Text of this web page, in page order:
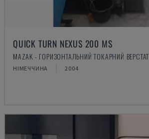
QUICK TURN NEXUS 200 MS
MAZAK - ГОРИЗОНТАЛЬНИЙ ТОКАРНИЙ ВЕРСТАТ
НІМЕЧЧИНА 2004